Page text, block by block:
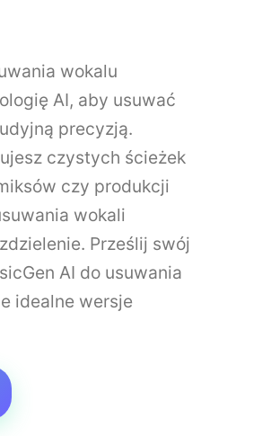
wokalu
AI, aby usuwać
precyzją.
czystych ścieżek
czy produkcji
wokali
Prześlij swój
AI do usuwania
idealne wersje